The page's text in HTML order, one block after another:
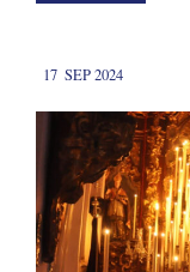
17 SEP 2024